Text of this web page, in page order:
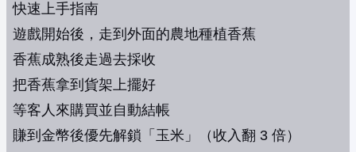
快速上手指南
遊戲開始後，走到外面的農地種植香蕉
香蕉成熟後走過去採收
把香蕉拿到貨架上擺好
等客人來購買並自動結帳
賺到金幣後優先解鎖「玉米」（收入翻 3 倍）